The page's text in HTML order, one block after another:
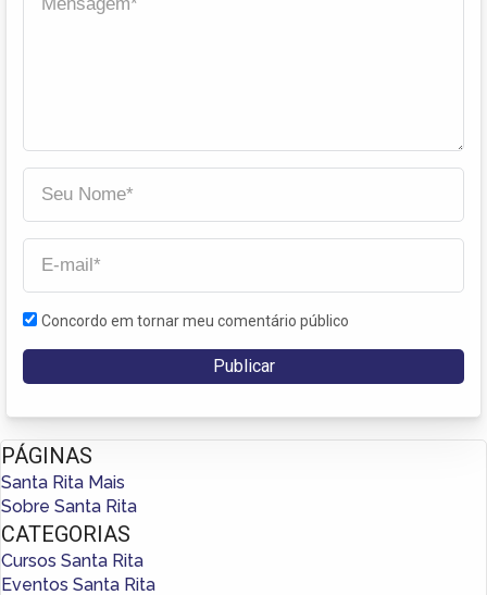
Concordo em tornar meu comentário público
PÁGINAS
Santa Rita Mais
Sobre Santa Rita
CATEGORIAS
Cursos Santa Rita
Eventos Santa Rita